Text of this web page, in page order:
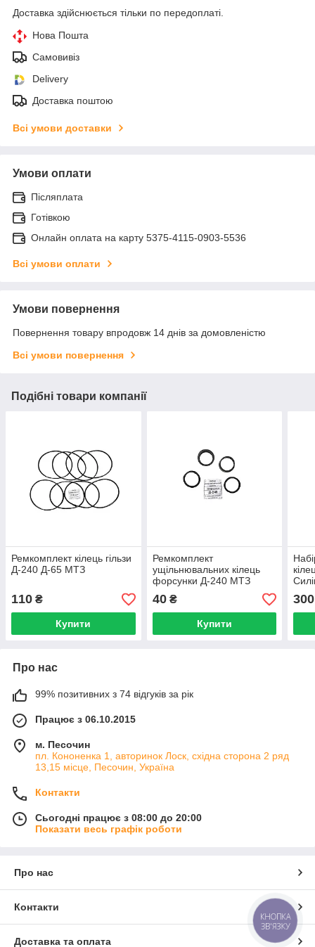
Доставка здійснюється тільки по передоплаті.
Нова Пошта
Самовивіз
Delivery
Доставка поштою
Всі умови доставки
Умови оплати
Післяплата
Готівкою
Онлайн оплата на карту 5375-4115-0903-5536
Всі умови оплати
Умови повернення
Повернення товару впродовж 14 днів за домовленістю
Всі умови повернення
Подібні товари компанії
Ремкомплект кілець гільзи
Д-240 Д-65 МТЗ
110 ₴
Купити
Ремкомплект
ущільнювальних кілець
форсунки Д-240 МТЗ
40₴
Купити
300
Про нас
99% позитивних з 74 відгуків за рік
Працює з 06.10.2015
м. Песочин
пл. Кононенка 1, авторинок Лоск, східна сторона 2 ряд
13,15 місце, Песочин, Україна
Контакти
Сьогодні працює з 08:00 до 20:00
Показати весь графік роботи
Про нас
Контакти
Доставка та оплата
КНОПКА
ЗВ'ЯЗКУ